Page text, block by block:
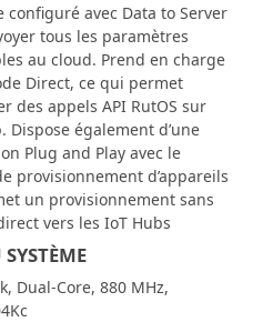
configuré avec Data to Server
tous les paramètres
au cloud. Prend en charge
Direct, ce qui permet
des appels API RutOS sur
Dispose également d’une
Plug and Play avec le
provisionnement d’appareils
un provisionnement sans
vers les IoT Hubs
Dual-Core, 880 MHz,